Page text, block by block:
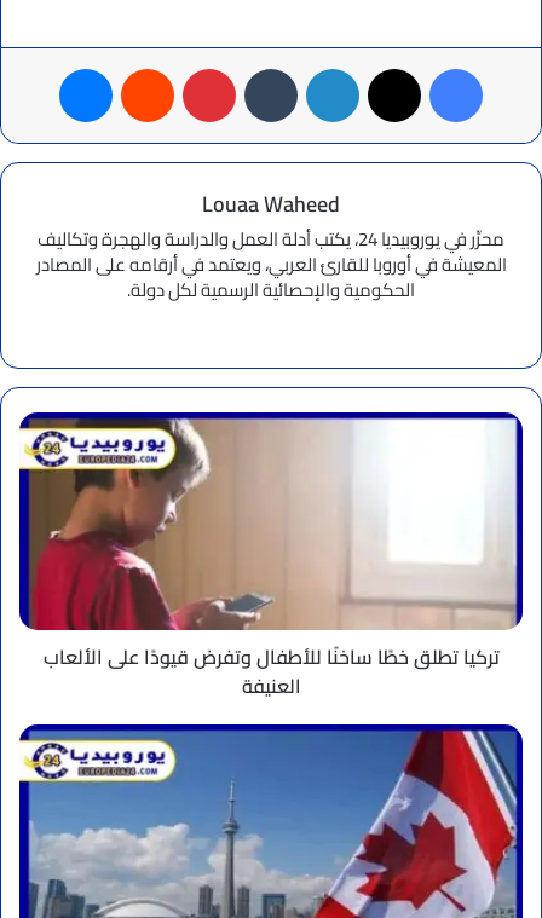
فيسبوك لينكدإن بينتيريست ماسنجر
Louaa Waheed
محرِّر في يوروبيديا 24، يكتب أدلة العمل والدراسة والهجرة وتكاليف
المعيشة في أوروبا للقارئ العربي، ويعتمد في أرقامه على المصادر
الحكومية والإحصائية الرسمية لكل دولة.
تركيا
قيودًا
على
الألعاب
العنيفة
تركيا تطلق خطًا ساخنًا للأطفال وتفرض قيودًا على الألعاب
العنيفة
أغرب
الإعفاءات
الضريبية
المتاحة
في
كندا